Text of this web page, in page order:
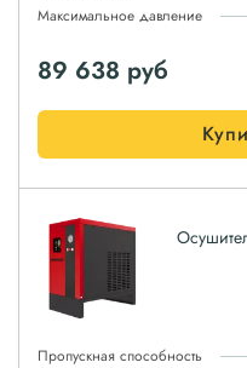
Максимальное давление
89 638 руб
Пропускная способность